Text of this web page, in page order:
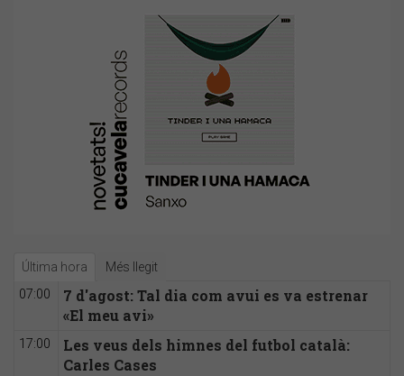
Última hora Més llegit
07:00
7 d'agost: Tal dia com avui es va estrenar
«El meu avi»
17:00
Les veus dels himnes del futbol català:
Carles Cases